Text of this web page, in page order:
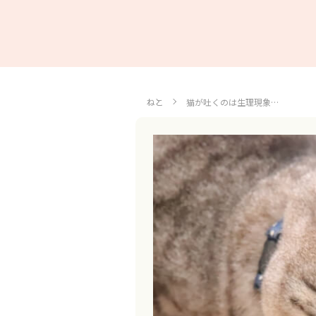
ねこ 猫が吐くのは生理現象…